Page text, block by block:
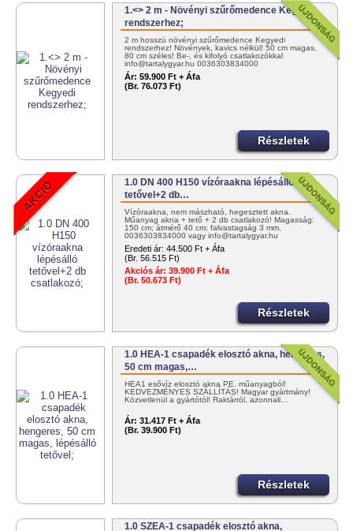
1.<> 2 m - Növényi szűrőmedence Kegyedi
rendszerhez;
2 m hosszú növényi szűrőmedence Kegyedi
rendszerhez! Növények, kavics nélkül! 50 cm magas,
80 cm széles! Be-, és kifolyó csatlakozókkal
info@tartalygyar.hu 0036303834000
Ár: 59.900 Ft + Áfa
(Br. 76.073 Ft)
Részletek
1.0 DN 400 H150 vízóraakna lépésálló
tetővel+2 db…
Vízóraakna, nem mászható, hegesztett akna.
Műanyag akna + tető + 2 db csatlakozó! Magasság:
150 cm; átmérő 40 cm; falvastagság 3 mm.
0036303834000 vagy info@tartalygyar.hu
Eredeti ár: 44.500 Ft + Áfa
(Br. 56.515 Ft)
Akciós ár: 39.900 Ft + Áfa
(Br. 50.673 Ft)
Részletek
1.0 HEA-1 csapadék elosztó akna, hengeres,
50 cm magas,…
HEA1 esővíz elosztó akna PE. műanyagból!
KEDVEZMÉNYES SZÁLLÍTÁS! Magyar gyártmány!
Közvetlenül a gyártótól! Raktárról, azonnali…
Ár: 31.417 Ft + Áfa
(Br. 39.900 Ft)
Részletek
1.0 SZEA-1 csapadék elosztó akna,